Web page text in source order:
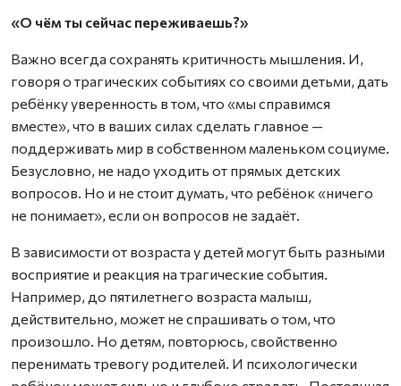
«О чём ты сейчас переживаешь?»
Важно всегда сохранять критичность мышления. И,
говоря о трагических событиях со своими детьми, дать
ребёнку уверенность в том, что «мы справимся
вместе», что в ваших силах сделать главное —
поддерживать мир в собственном маленьком социуме.
Безусловно, не надо уходить от прямых детских
вопросов. Но и не стоит думать, что ребёнок «ничего
не понимает», если он вопросов не задаёт.
В зависимости от возраста у детей могут быть разными
восприятие и реакция на трагические события.
Например, до пятилетнего возраста малыш,
действительно, может не спрашивать о том, что
произошло. Но детям, повторюсь, свойственно
перенимать тревогу родителей. И психологически